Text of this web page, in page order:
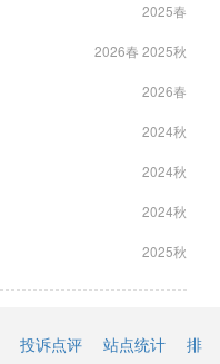
2025春
2026春 2025秋
2026春
2024秋
2024秋
2024秋
2025秋
投诉点评 站点统计
排